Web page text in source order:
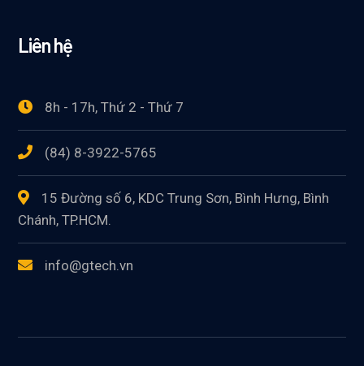
Liên hệ
8h - 17h, Thứ 2 - Thứ 7
(84) 8-3922-5765
15 Đường số 6, KDC Trung Sơn, Bình Hưng, Bình
Chánh, TP.HCM.
info@gtech.vn